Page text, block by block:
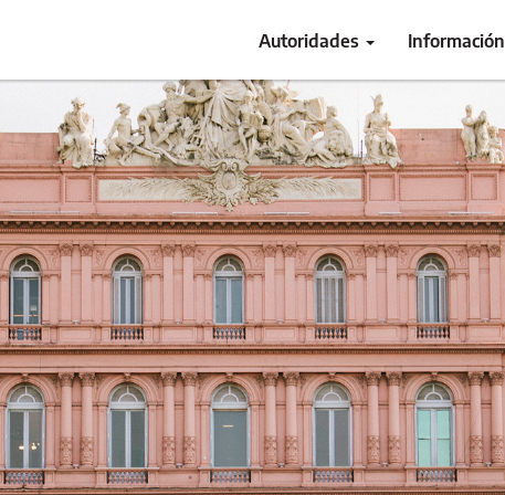
Autoridades Información